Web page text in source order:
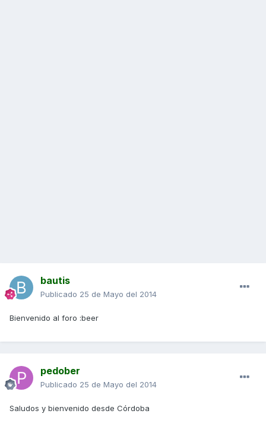
bautis
Publicado 25 de Mayo del 2014
Bienvenido al foro :beer
pedober
Publicado 25 de Mayo del 2014
Saludos y bienvenido desde Córdoba